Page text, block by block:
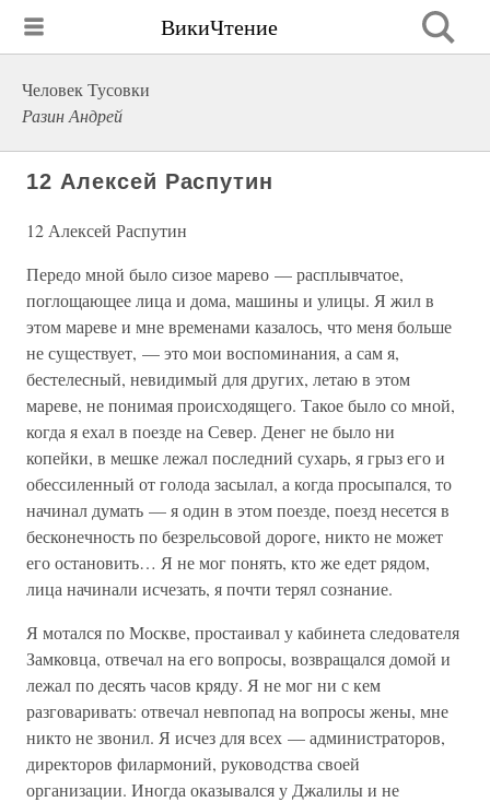
ВикиЧтение
Человек Тусовки
Разин Андрей
12 Алексей Распутин
12 Алексей Распутин
Передо мной было сизое марево — расплывчатое,
поглощающее лица и дома, машины и улицы. Я жил в
этом мареве и мне временами казалось, что меня больше
не существует, — это мои воспоминания, а сам я,
бестелесный, невидимый для других, летаю в этом
мареве, не понимая происходящего. Такое было со мной,
когда я ехал в поезде на Север. Денег не было ни
копейки, в мешке лежал последний сухарь, я грыз его и
обессиленный от голода засылал, а когда просыпался, то
начинал думать — я один в этом поезде, поезд несется в
бесконечность по безрельсовой дороге, никто не может
его остановить… Я не мог понять, кто же едет рядом,
лица начинали исчезать, я почти терял сознание.
Я мотался по Москве, простаивал у кабинета следователя
Замковца, отвечал на его вопросы, возвращался домой и
лежал по десять часов кряду. Я не мог ни с кем
разговаривать: отвечал невпопад на вопросы жены, мне
никто не звонил. Я исчез для всех — администраторов,
директоров филармоний, руководства своей
организации. Иногда оказывался у Джалилы и не